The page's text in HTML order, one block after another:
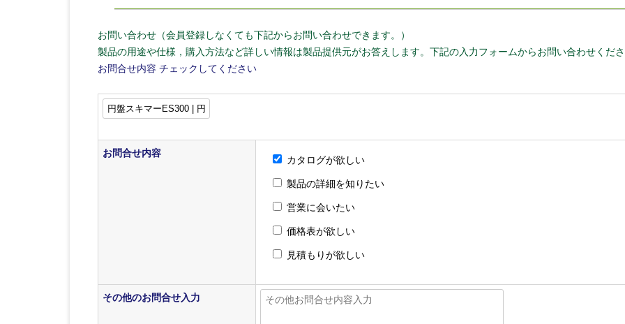
お問い合わせ（会員登録しなくても下記からお問い合わせできます。）
製品の用途や仕様，購入方法など詳しい情報は製品提供元がお答えします。下記の入力フォームからお問い合わせくだ
お問合せ内容 チェックしてください
お問合せ内容
カタログが欲しい
製品の詳細を知りたい
営業に会いたい
価格表が欲しい
見積もりが欲しい
その他のお問合せ入力